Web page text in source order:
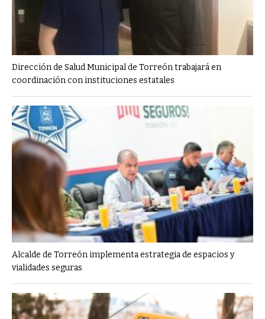
Dirección de Salud Municipal de Torreón trabajará en
coordinación con instituciones estatales
Alcalde de Torreón implementa estrategia de espacios y
vialidades seguras